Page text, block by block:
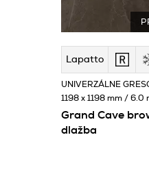
Lapatto
Grand Cave
dlažba
UNIVERZÁLNE
1198 x 1198 mm / 6.0